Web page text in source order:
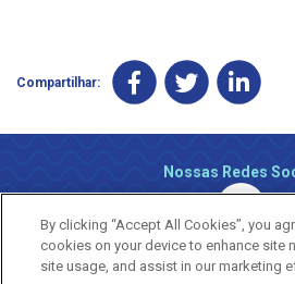
Compartilhar:
Nossas Redes
By clicking “Accept All Cookies”, you
cookies on your device to enhance site
site usage, and assist in our marketing